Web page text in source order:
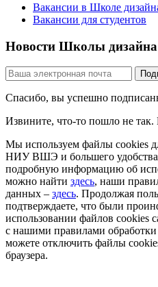
Вакансии в Школе
Вакансии для студентов
Новости Школы дизайна
Спасибо, вы успешно
Извините, что-то пошло не
Мы используем файлы cookies
НИУ ВШЭ и большего удобства
подробную информацию об
можно найти здесь, наши
данных – здесь. Продолжая
подтверждаете, что были
использовании файлов
с нашими правилами
можете отключить файлы
браузера.